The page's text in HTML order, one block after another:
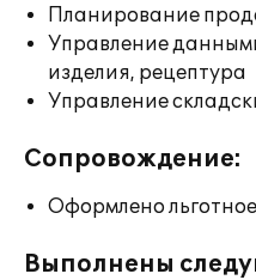
Планирование
Управление
изделия, рецептура
Управление
Сопровождение:
Оформлено
Выполнены